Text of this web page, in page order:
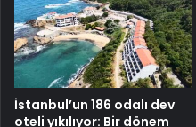
İstanbul’un 186 odalı dev
oteli yıkılıyor: Bir dönem